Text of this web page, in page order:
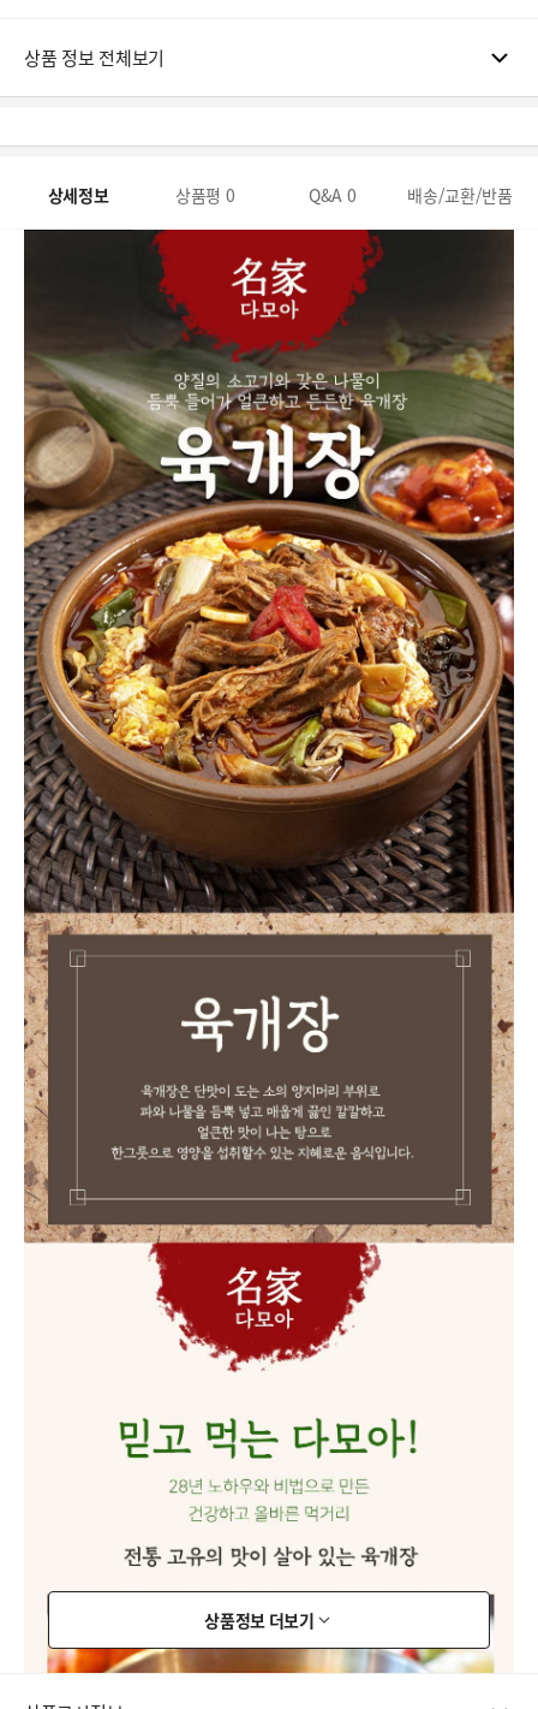
상품 정보 전체보기
상세정보 상품평 0 Q&A 0 배송/교환/반품
상품정보 더보기